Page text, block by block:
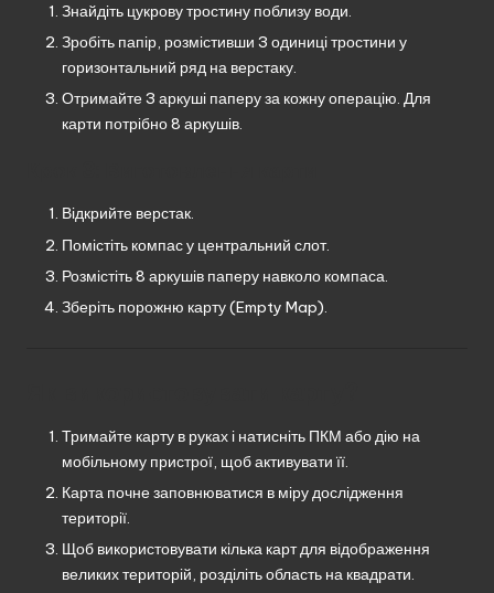
Знайдіть цукрову тростину поблизу води.
Зробіть папір, розмістивши 3 одиниці тростини у
горизонтальний ряд на верстаку.
Отримайте 3 аркуші паперу за кожну операцію. Для
карти потрібно 8 аркушів.
Відкрийте верстак.
Помістіть компас у центральний слот.
Розмістіть 8 аркушів паперу навколо компаса.
Зберіть порожню карту (Empty Map).
Тримайте карту в руках і натисніть ПКМ або дію на
мобільному пристрої, щоб активувати її.
Карта почне заповнюватися в міру дослідження
території.
Щоб використовувати кілька карт для відображення
великих територій, розділіть область на квадрати.